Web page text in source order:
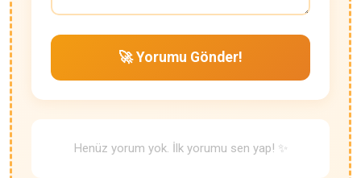
🚀 Yorumu Gönder!
Henüz yorum yok. İlk yorumu sen yap! ✨